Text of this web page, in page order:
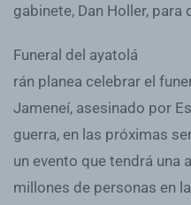
gabinete, Dan Holler,
Funeral del ayatolá
rán planea celebrar el
Jameneí, asesinado por
guerra, en las próximas
un evento que tendrá una
millones de personas en